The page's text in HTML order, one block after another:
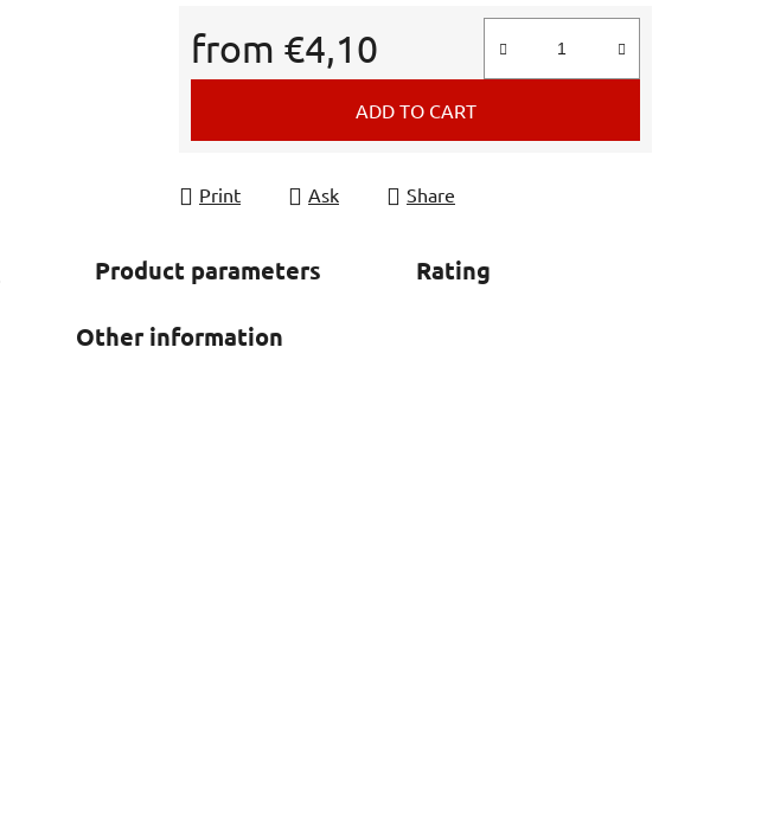
from €4,10
Measure price:
ADD TO CART
Print Ask Share
Product parameters Rating
Other information